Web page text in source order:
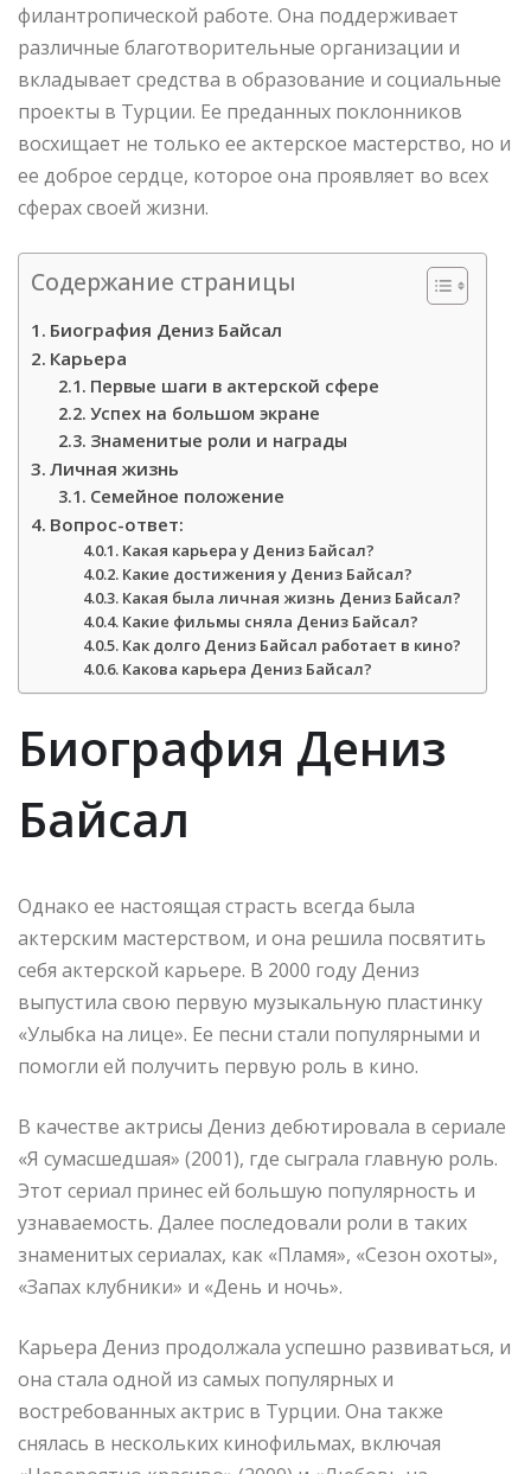
филантропической работе. Она поддерживает
различные благотворительные организации и
вкладывает средства в образование и социальные
проекты в Турции. Ее преданных поклонников
восхищает не только ее актерское мастерство, но и
ее доброе сердце, которое она проявляет во всех
сферах своей жизни.
Содержание страницы
Биография Дениз Байсал
Карьера
Первые шаги в актерской сфере
Успех на большом экране
Знаменитые роли и награды
Личная жизнь
Семейное положение
Вопрос-ответ:
Какая карьера у Дениз Байсал?
Какие достижения у Дениз Байсал?
Какая была личная жизнь Дениз Байсал?
Какие фильмы сняла Дениз Байсал?
Как долго Дениз Байсал работает в кино?
Какова карьера Дениз Байсал?
Биография Дениз
Байсал
Однако ее настоящая страсть всегда была
актерским мастерством, и она решила посвятить
себя актерской карьере. В 2000 году Дениз
выпустила свою первую музыкальную пластинку
«Улыбка на лице». Ее песни стали популярными и
помогли ей получить первую роль в кино.
В качестве актрисы Дениз дебютировала в сериале
«Я сумасшедшая» (2001), где сыграла главную роль.
Этот сериал принес ей большую популярность и
узнаваемость. Далее последовали роли в таких
знаменитых сериалах, как «Пламя», «Сезон охоты»,
«Запах клубники» и «День и ночь».
Карьера Дениз продолжала успешно развиваться, и
она стала одной из самых популярных и
востребованных актрис в Турции. Она также
снялась в нескольких кинофильмах, включая